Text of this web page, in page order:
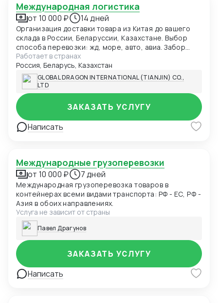
Международная логистика
от 10 000 ₽ 14 дней
Организация доставки товара из Китая до вашего
склада в России, Беларуссии, Казахстане. Выбор
способа перевозки: жд, море, авто, авиа. Забор
груза у поставщика в Китае. Консолидация на наших
складах в Китае. Оформление экспортных
документов в Китае. Перевозка груза до склада в
России. Отслеживание груза и информирование.
Таможенное оформление. Доставка до вашего
адреса в России.
Работает в странах
Россия, Беларусь, Казахстан
GLOBAL DRAGON INTERNATIONAL (TIANJIN) CO.,
LTD
Написать
ЗАКАЗАТЬ УСЛУГУ
Международные грузоперевозки
от 10 000 ₽ 7 дней
Международная грузоперевозка товаров в
контейнерах всеми видами транспорта: РФ - ЕС, РФ -
Азия в обоих направлениях.
Услуга не зависит от страны
Павел Драгунов
Написать
ЗАКАЗАТЬ УСЛУГУ